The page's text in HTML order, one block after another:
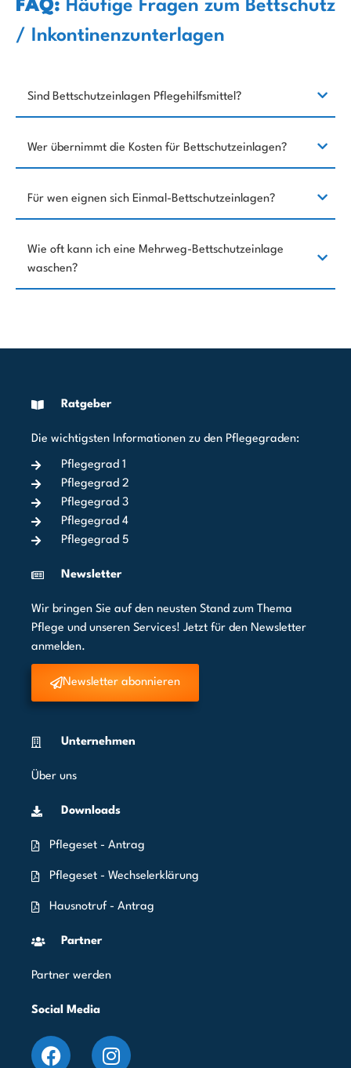
FAQ: Häufige Fragen zum Bettschutz
/ Inkontinenzunterlagen
Sind Bettschutzeinlagen Pflegehilfsmittel?
Wer übernimmt die Kosten für Bettschutzeinlagen?
Für wen eignen sich Einmal-Bettschutzeinlagen?
Wie oft kann ich eine Mehrweg-Bettschutzeinlage
waschen?
Ratgeber
Die wichtigsten Informationen zu den Pflegegraden:
Pflegegrad 1
Pflegegrad 2
Pflegegrad 3
Pflegegrad 4
Pflegegrad 5
Newsletter
Wir bringen Sie auf den neusten Stand zum Thema
Pflege und unseren Services! Jetzt für den Newsletter
anmelden.
Newsletter abonnieren
Unternehmen
Über uns
Downloads
Pflegeset - Antrag
Pflegeset - Wechselerklärung
Hausnotruf - Antrag
Partner
Partner werden
Social Media